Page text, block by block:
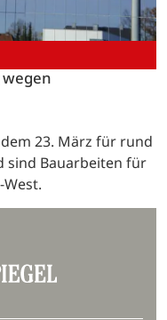
23. März für rund
sind Bauarbeiten für